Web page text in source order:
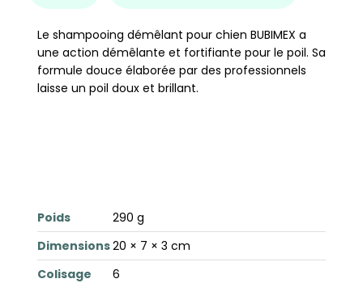
Le shampooing démêlant pour chien BUBIMEX a
une action démêlante et fortifiante pour le poil. Sa
formule douce élaborée par des professionnels
laisse un poil doux et brillant.
Poids
290 g
Dimensions20 × 7 × 3 cm
Colisage
6